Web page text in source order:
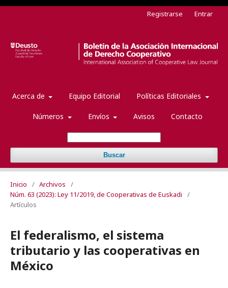
Acerca de Equipo Editorial Políticas Editoriales
Números Envíos Avisos Contacto
Buscar
Registrarse Entrar
Inicio / Archivos
/
Núm. 63 (2023): Ley 11/2019, de Cooperativas de Euskadi
/
Artículos
El federalismo, el sistema
tributario y las cooperativas en
México